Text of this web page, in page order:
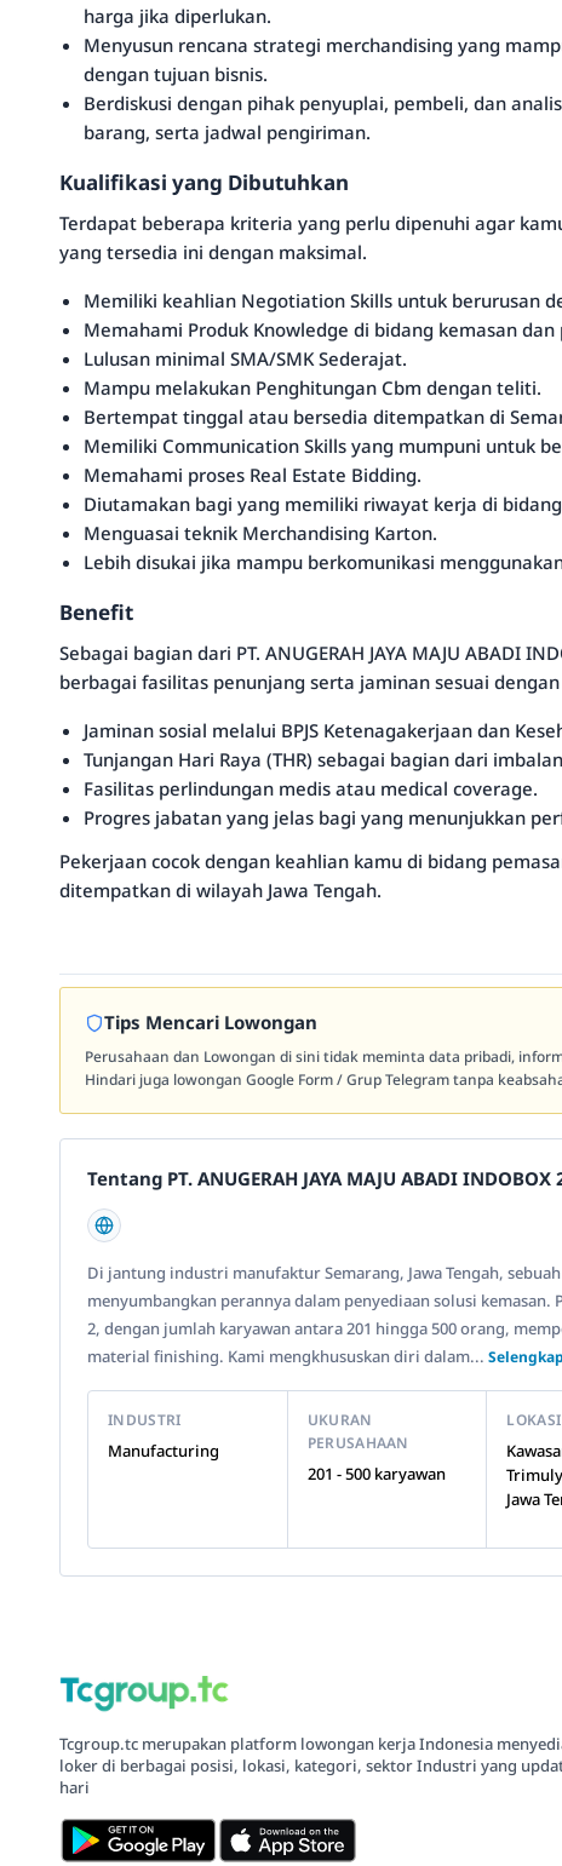
harga jika diperlukan.
Menyusun rencana strategi merchandising yang
dengan tujuan bisnis.
Berdiskusi dengan pihak penyuplai, pembeli, dan
barang, serta jadwal pengiriman.
Kualifikasi yang Dibutuhkan
Terdapat beberapa kriteria yang perlu dipenuhi agar
yang tersedia ini dengan maksimal.
Memiliki keahlian Negotiation Skills untuk berurusan
Memahami Produk Knowledge di bidang kemasan dan
Lulusan minimal SMA/SMK Sederajat.
Mampu melakukan Penghitungan Cbm dengan teliti.
Bertempat tinggal atau bersedia ditempatkan di
Memiliki Communication Skills yang mumpuni untuk
Memahami proses Real Estate Bidding.
Diutamakan bagi yang memiliki riwayat kerja di
Menguasai teknik Merchandising Karton.
Lebih disukai jika mampu berkomunikasi
Benefit
Sebagai bagian dari PT. ANUGERAH JAYA MAJU ABADI
berbagai fasilitas penunjang serta jaminan sesuai
Jaminan sosial melalui BPJS Ketenagakerjaan dan
Tunjangan Hari Raya (THR) sebagai bagian dari
Fasilitas perlindungan medis atau medical coverage.
Progres jabatan yang jelas bagi yang menunjukkan
Pekerjaan cocok dengan keahlian kamu di bidang
ditempatkan di wilayah Jawa Tengah.
Tips Mencari Lowongan
Perusahaan dan Lowongan di sini tidak meminta data pribadi,
Hindari juga lowongan Google Form / Grup Telegram tanpa
Tentang PT. ANUGERAH JAYA MAJU ABADI INDOBOX
Di jantung industri manufaktur Semarang, Jawa Tengah,
menyumbangkan perannya dalam penyediaan solusi kemasan.
2, dengan jumlah karyawan antara 201 hingga 500 orang,
material finishing. Kami mengkhususkan diri dalam...
INDUSTRI
Manufacturing
UKURAN
PERUSAHAAN
201 - 500 karyawan
LOKASI
Jawa
Tcgroup.tc merupakan platform lowongan kerja Indonesia
loker di berbagai posisi, lokasi, kategori, sektor Industri yang
hari